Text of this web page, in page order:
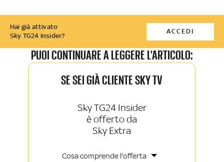
Hai già attivato
Sky TG24 Insider?
ACCEDI
PUOI CONTINUARE A LEGGERE L'ARTICOLO:
SE SEI GIÀ CLIENTE SKY TV
Sky TG24 Insider
è offerto da
Sky Extra
Cosa comprende l'offerta